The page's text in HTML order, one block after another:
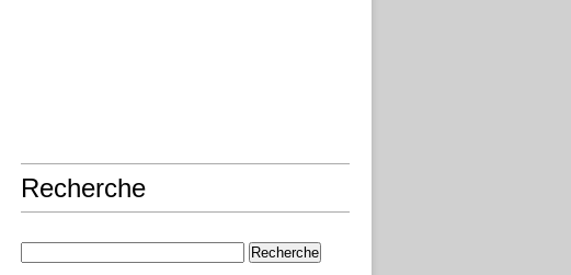
Recherche